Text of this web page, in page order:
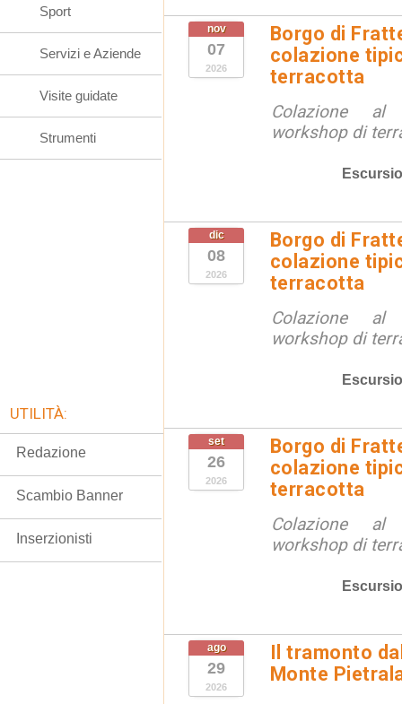
nov
07
2026
Borgo di
colazione
terracotta
Colazione al
workshop di
dic
08
2026
Borgo di
colazione
terracotta
Colazione al
workshop di
set
26
2026
Borgo di
colazione
terracotta
Colazione al
workshop di
ago
29
2026
Il tramonto
Monte
Sport
Servizi e Aziende
Visite guidate
Strumenti
UTILITÀ:
Redazione
Scambio Banner
Inserzionisti